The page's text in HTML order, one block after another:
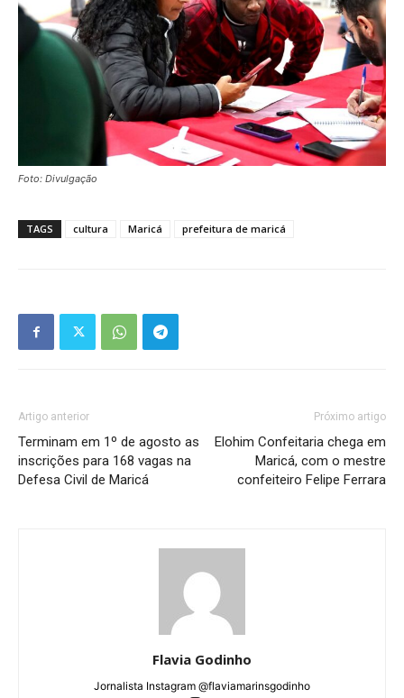
Foto: Divulgação
TAGS cultura Maricá prefeitura de maricá
Artigo anterior
Terminam em 1º de agosto as
inscrições para 168 vagas na
Defesa Civil de Maricá
Próximo artigo
Elohim Confeitaria chega em
Maricá, com o mestre
confeiteiro Felipe Ferrara
Flavia Godinho
Jornalista Instagram @flaviamarinsgodinho